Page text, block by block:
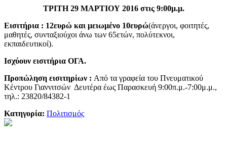
ΤΡΙΤΗ 29 ΜΑΡΤΙΟΥ 2016 στις 9:00μ.μ.
Εισιτήρια : 12ευρώ και μειωμένο 10ευρώ(άνεργοι, φοιτητές,
μαθητές, συνταξιούχοι άνω των 65ετών, πολύτεκνοι,
εκπαιδευτικοί).
Ισχύουν εισιτήρια ΟΓΑ.
Προπώληση εισιτηρίων : Από τα γραφεία του Πνευματικού
Κέντρου Γιαννιτσών Δευτέρα έως Παρασκευή 9:00π.μ.-7:00μ.μ.,
τηλ.: 23820/84382-1
Κατηγορία: Πολιτισμός